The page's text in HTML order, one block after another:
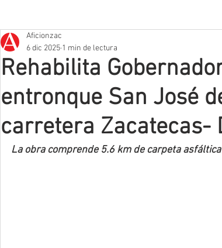
Que no se olvide
Mineros LNBP
Rehabilita
entronque San José
carretera Zacatecas-
Aficionzac
6 dic 2025 1 min de lectura
La obra comprende 5.6 km de carpeta